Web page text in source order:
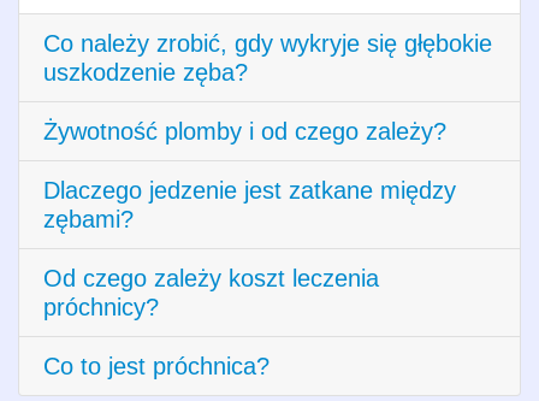
Co należy zrobić, gdy wykryje się głębokie
uszkodzenie zęba?
Żywotność plomby i od czego zależy?
Dlaczego jedzenie jest zatkane między
zębami?
Od czego zależy koszt leczenia
próchnicy?
Co to jest próchnica?